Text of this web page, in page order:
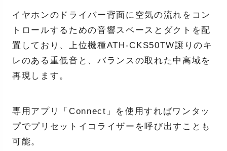
イヤホンのドライバー背面に空気の流れをコン
トロールするための音響スペースとダクトを配
置しており、上位機種ATH-CKS50TW譲りのキ
レのある重低音と、バランスの取れた中高域を
再現します。
専用アプリ「Connect」を使用すればワンタッ
プでプリセットイコライザーを呼び出すことも
可能。